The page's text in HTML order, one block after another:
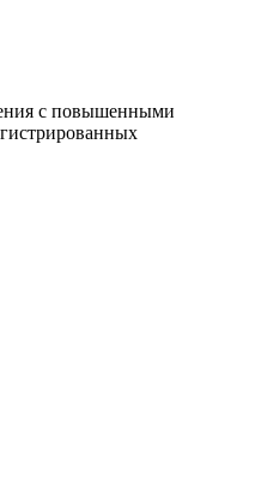
с повышенными